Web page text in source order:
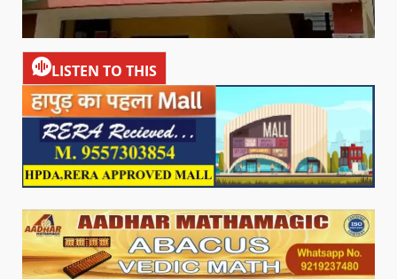
LISTEN TO THIS